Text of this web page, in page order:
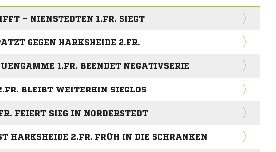
– NIENSTEDTEN 1.FR. SIEGT
GEGEN HARKSHEIDE 2.FR.
1.FR. BEENDET NEGATIVSERIE
BLEIBT WEITERHIN SIEGLOS
FEIERT SIEG IN NORDERSTEDT
HARKSHEIDE 2.FR. FRÜH IN DIE SCHRANKEN